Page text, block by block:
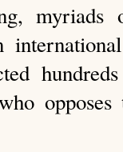
myriads